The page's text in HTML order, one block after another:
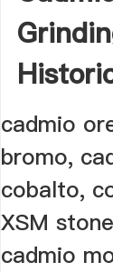
cadmio
bromo,
cobalto,
XSM
cadmio